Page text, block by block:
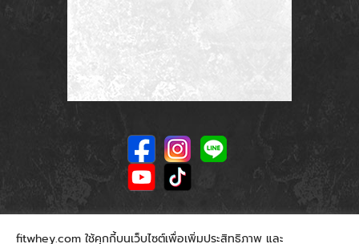
fitwhey.com ใช้คุกกี้บนเว็บไซต์เพื่อเพิ่มประสิทธิภาพ และ